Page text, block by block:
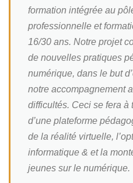
日本語
formation intégrée au
professionnelle et
16/30 ans. Notre projet
de nouvelles pratiques
numérique, dans le but
notre accompagnement
difficultés. Ceci se fera à
d’une plateforme
de la réalité virtuelle,
informatique & et la
jeunes sur le numérique.